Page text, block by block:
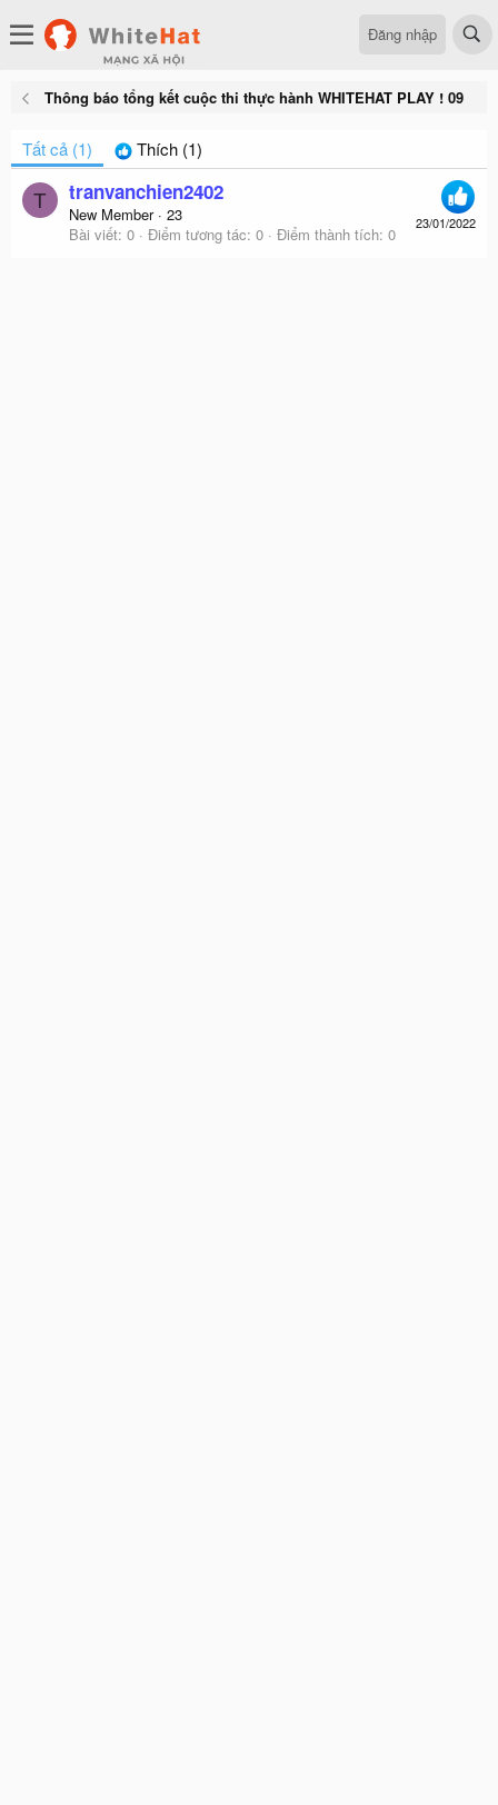
Đăng nhập
Thông báo tổng kết cuộc thi thực hành WHITEHAT PLAY ! 09
Tất cả (1) Thích (1)
T
23/01/2022
tranvanchien2402
New Member · 23
Bài viết 0 Điểm tương tác 0 Điểm thành tích 0